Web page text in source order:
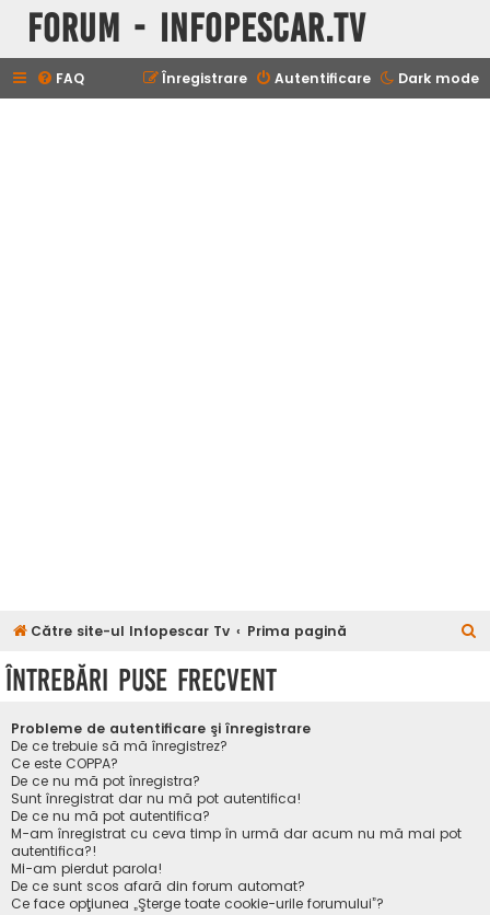
Forum - InfoPescar.Tv
Dark mode
FAQ Autentificare
Înregistrare
Către site-ul Infopescar Tv Prima pagină
Întrebări puse frecvent
Probleme de autentificare şi înregistrare
De ce trebuie să mă înregistrez?
Ce este COPPA?
De ce nu mă pot înregistra?
Sunt înregistrat dar nu mă pot autentifica!
De ce nu mă pot autentifica?
M-am înregistrat cu ceva timp în urmă dar acum nu mă mai pot
autentifica?!
Mi-am pierdut parola!
De ce sunt scos afară din forum automat?
Ce face opţiunea „Şterge toate cookie-urile forumului”?